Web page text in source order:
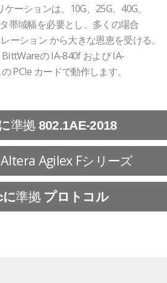
ーションは、10G、25G、40G、
帯域幅を必要とし、多くの場合
ーション から大きな恩恵を受ける。
の IA-840f および IA-
PCIe カードで動作します。
準拠 802.1AE-2018
Agilex Fシリーズ
に準拠 プロトコル